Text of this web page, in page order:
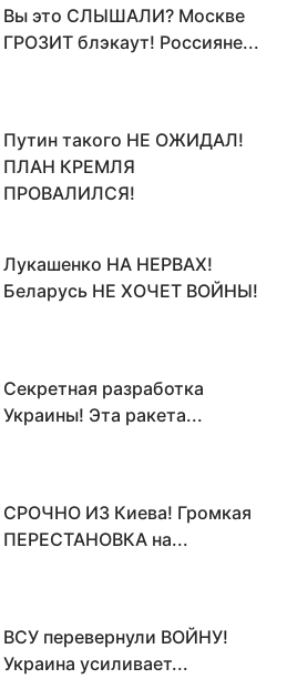
Вы это СЛЫШАЛИ? Москве
ГРОЗИТ блэкаут! Россияне...
Путин такого НЕ ОЖИДАЛ!
ПЛАН КРЕМЛЯ
ПРОВАЛИЛСЯ!
Лукашенко НА НЕРВАХ!
Беларусь НЕ ХОЧЕТ ВОЙНЫ!
Секретная разработка
Украины! Эта ракета...
СРОЧНО ИЗ Киева! Громкая
ПЕРЕСТАНОВКА на...
ВСУ перевернули ВОЙНУ!
Украина усиливает...